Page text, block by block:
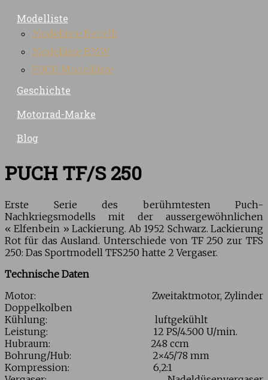
Modelliste
Modelliste Benelli
Modelliste BMW
PUCH Modellliste
Geschichte
Motorrad-Marke
Blog
PUCH TF/S 250
Erste Serie des berühmtesten Puch-
Nachkriegsmodells mit der aussergewöhnlichen
« Elfenbein » Lackierung. Ab 1952 Schwarz. Lackierung
Rot für das Ausland. Unterschiede von TF 250 zur TFS
250: Das Sportmodell TFS250 hatte 2 Vergaser.
Technische Daten
Motor: Zweitaktmotor, Zylinder
Doppelkolben
Kühlung: luftgekühlt
Leistung: 12 PS/4.500 U/min.
Hubraum: 248 ccm
Bohrung/Hub: 2×45/78 mm
Kompression: 6,2:1